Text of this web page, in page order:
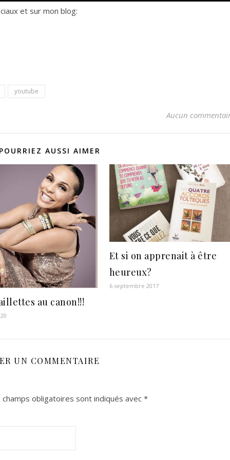
et sur mon blog:
youtube
Aucun
AUSSI AIMER
au canon!!!
Et si on apprenait à être
heureux?
6 septembre 2017
UN COMMENTAIRE
champs obligatoires sont indiqués avec *